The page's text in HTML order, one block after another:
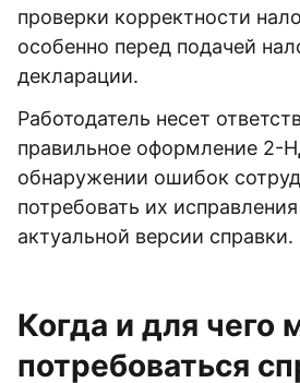
проверки корректности
особенно перед подачей
декларации.
Работодатель несет
правильное оформление 2-
обнаружении ошибок
потребовать их
актуальной версии справки.
Когда и для чего
потребоваться